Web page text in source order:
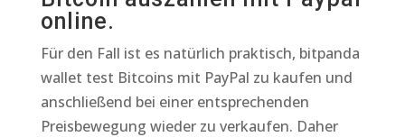
online.
Für den Fall ist es natürlich praktisch, bitpanda
wallet test Bitcoins mit PayPal zu kaufen und
anschließend bei einer entsprechenden
Preisbewegung wieder zu verkaufen. Daher